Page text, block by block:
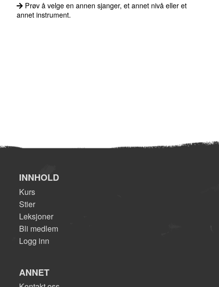
Prøv å velge en annen sjanger, et annet nivå eller et
annet instrument.
INNHOLD
Kurs
Stier
Leksjoner
Bli medlem
Logg inn
ANNET